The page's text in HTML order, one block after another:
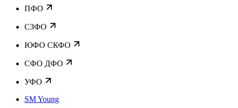
ПФО
СЗФО
ЮФО СКФО
CФО ДФО
УФО
SM Young